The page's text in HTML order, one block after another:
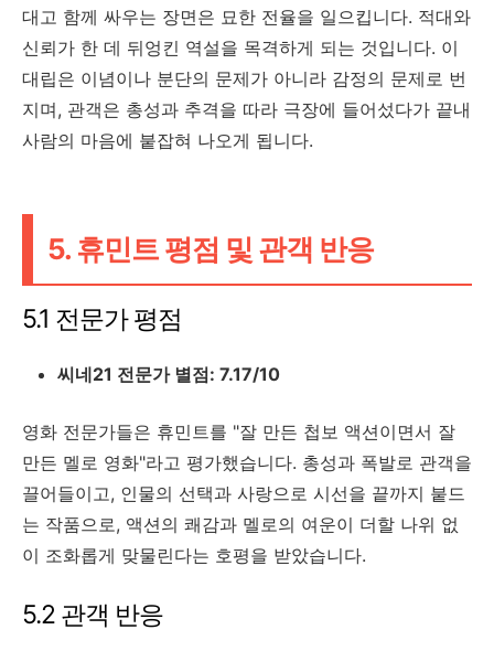
대고 함께 싸우는 장면은 묘한 전율을 일으킵니다. 적대와
신뢰가 한 데 뒤엉킨 역설을 목격하게 되는 것입니다. 이
대립은 이념이나 분단의 문제가 아니라 감정의 문제로 번
지며, 관객은 총성과 추격을 따라 극장에 들어섰다가 끝내
사람의 마음에 붙잡혀 나오게 됩니다.
5. 휴민트 평점 및 관객 반응
5.1 전문가 평점
씨네21 전문가 별점: 7.17/10
영화 전문가들은 휴민트를 "잘 만든 첩보 액션이면서 잘
만든 멜로 영화"라고 평가했습니다. 총성과 폭발로 관객을
끌어들이고, 인물의 선택과 사랑으로 시선을 끝까지 붙드
는 작품으로, 액션의 쾌감과 멜로의 여운이 더할 나위 없
이 조화롭게 맞물린다는 호평을 받았습니다.
5.2 관객 반응